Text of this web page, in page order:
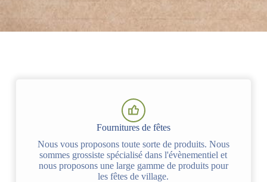
Fournitures de fêtes
Nous vous proposons toute sorte de produits. Nous
sommes grossiste spécialisé dans l'évènementiel et
nous proposons une large gamme de produits pour
les fêtes de village.